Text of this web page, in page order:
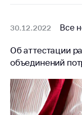
совет
товарная
30.12.2022 Все
Об аттестации
объединений